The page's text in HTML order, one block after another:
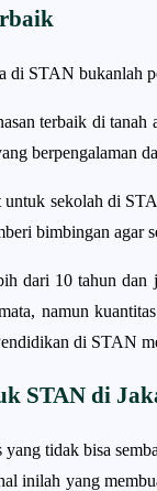
di STAN bukanlah
terbaik di
berpengalaman
untuk sekolah di
bimbingan
dari 10 tahun
namun
di STAN
STAN di
tidak bisa
inilah yang